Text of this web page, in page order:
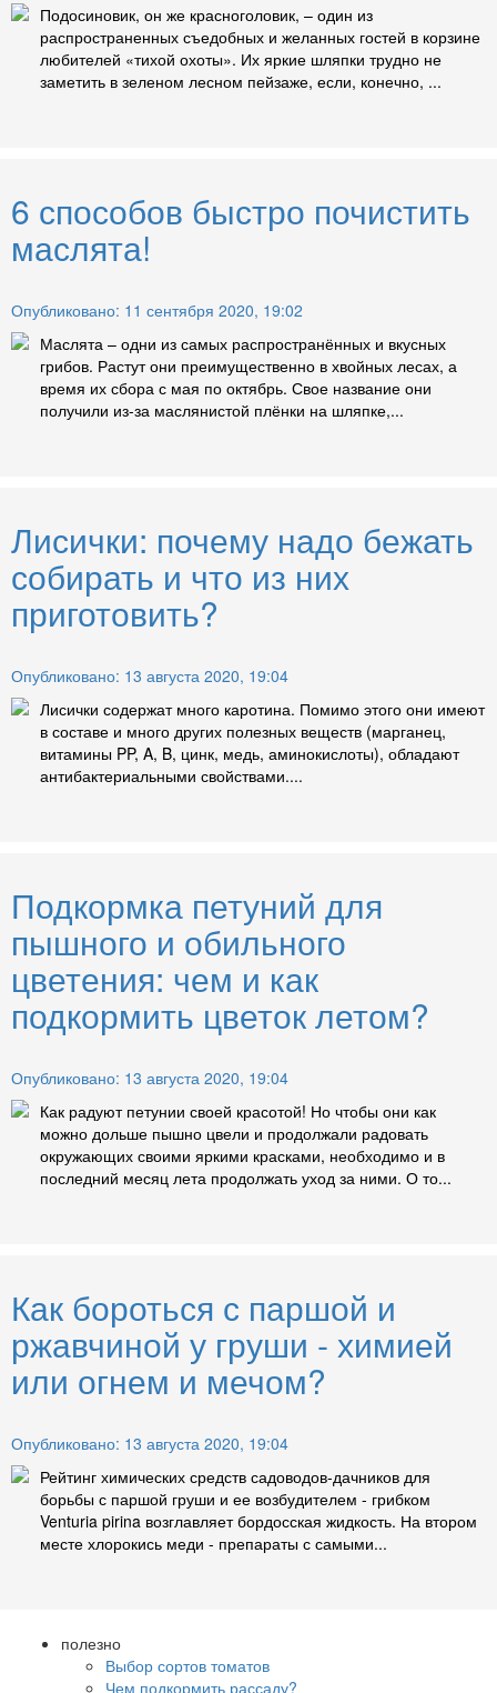
Подосиновик, он же красноголовик, – один из
распространенных съедобных и желанных гостей в корзине
любителей «тихой охоты». Их яркие шляпки трудно не
заметить в зеленом лесном пейзаже, если, конечно, ...
6 способов быстро почистить
маслята!
Опубликовано: 11 сентября 2020, 19:02
Маслята – одни из самых распространённых и вкусных
грибов. Растут они преимущественно в хвойных лесах, а
время их сбора с мая по октябрь. Свое название они
получили из-за маслянистой плёнки на шляпке,...
Лисички: почему надо бежать
собирать и что из них
приготовить?
Опубликовано: 13 августа 2020, 19:04
Лисички содержат много каротина. Помимо этого они имеют
в составе и много других полезных веществ (марганец,
витамины PP, A, B, цинк, медь, аминокислоты), обладают
антибактериальными свойствами....
Подкормка петуний для
пышного и обильного
цветения: чем и как
подкормить цветок летом?
Опубликовано: 13 августа 2020, 19:04
Как радуют петунии своей красотой! Но чтобы они как
можно дольше пышно цвели и продолжали радовать
окружающих своими яркими красками, необходимо и в
последний месяц лета продолжать уход за ними. О то...
Как бороться с паршой и
ржавчиной у груши - химией
или огнем и мечом?
Опубликовано: 13 августа 2020, 19:04
Рейтинг химических средств садоводов-дачников для
борьбы с паршой груши и ее возбудителем - грибком
Venturia pirina возглавляет бордосская жидкость. На втором
месте хлорокись меди - препараты с самыми...
полезно
Выбор сортов томатов
Чем подкормить рассаду?